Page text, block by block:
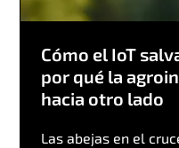
Cómo el IoT
por qué la
hacia otro lado
Las abejas en el